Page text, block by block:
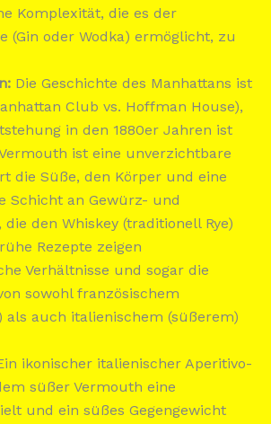
Komplexität, die es der
(Gin oder Wodka) ermöglicht, zu
Die Geschichte des Manhattans ist
Club vs. Hoffman House),
in den 1880er Jahren ist
ist eine unverzichtbare
die Süße, den Körper und eine
Schicht an Gewürz- und
den Whiskey (traditionell Rye)
Rezepte zeigen
Verhältnisse und sogar die
sowohl französischem
als auch italienischem (süßerem)
ikonischer italienischer Aperitivo-
süßer Vermouth eine
und ein süßes Gegengewicht